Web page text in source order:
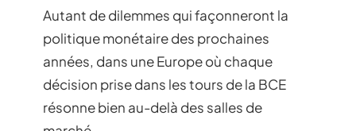
Autant de dilemmes qui façonneront la
politique monétaire des prochaines
années, dans une Europe où chaque
décision prise dans les tours de la BCE
résonne bien au-delà des salles de